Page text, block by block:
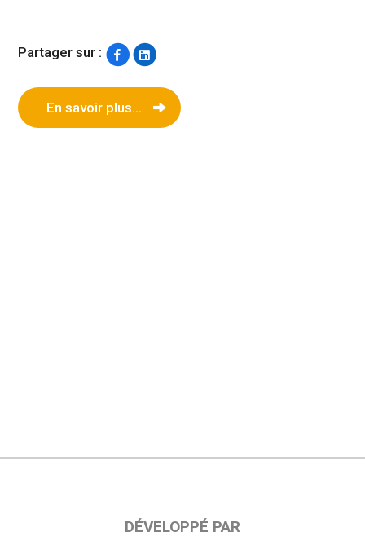
Partager sur :
En savoir plus...
DÉVELOPPÉ PAR